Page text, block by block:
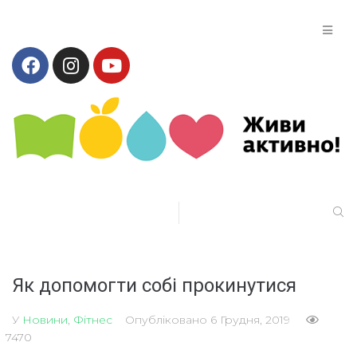
Як допомогти собі прокинутися
У Новини Фітнес Опубліковано 6 Грудня, 2019
7470